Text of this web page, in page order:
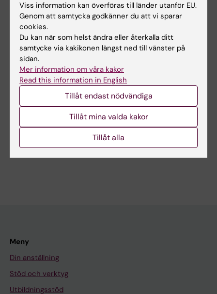
Innehållsgranskare:
Johanna Steen
Sidan uppdaterad: 2026-01-28
Dela
Mer om det här ämnet
Alla core-faciliteter på KI
Meny
Din anställning
Stöd och verktyg
Utbildningsstöd
Viss information kan överföras till länder utanför EU.
Genom att samtycka godkänner du att vi sparar
cookies.
Du kan när som helst ändra eller återkalla ditt
samtycke via kakikonen längst ned till vänster på
sidan.
Mer information om våra kakor
Read this information in English
Tillåt endast nödvändiga
Tillåt mina valda kakor
Tillåt alla